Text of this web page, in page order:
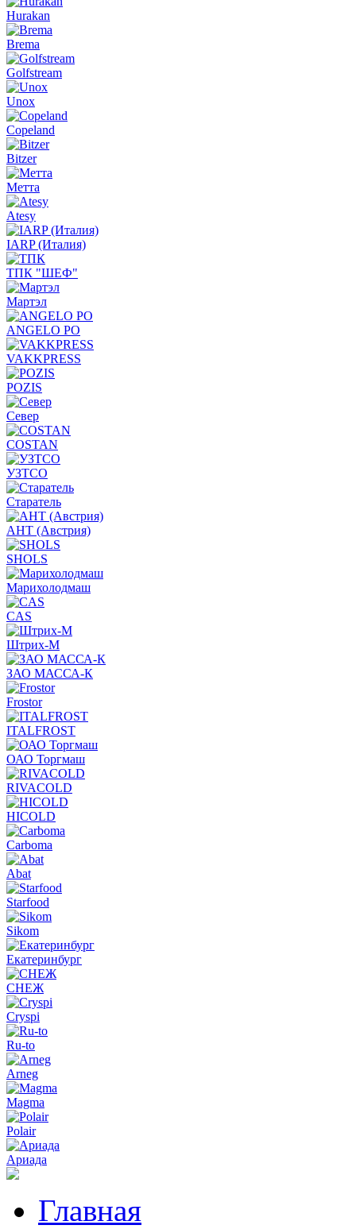
Hurakan
Brema
Golfstream
Unox
Copeland
Bitzer
Метта
Atesy
IARP (Италия)
ТПК "ШЕФ"
Мартэл
ANGELO PO
VAKKPRESS
POZIS
Север
COSTAN
УЗТСО
Старатель
АНТ (Австрия)
SHOLS
Марихолодмаш
CAS
Штрих-М
ЗАО МАССА-К
Frostor
ITALFROST
ОАО Торгмаш
RIVACOLD
HICOLD
Carboma
Abat
Starfood
Sikom
Екатеринбург
СНЕЖ
Cryspi
Ru-to
Arneg
Magma
Polair
Ариада
Главная